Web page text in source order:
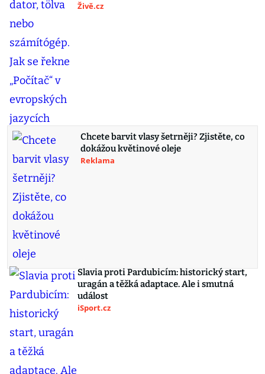
Živě.cz
Chcete barvit vlasy šetrněji? Zjistěte, co
dokážou květinové oleje
Reklama
Slavia proti Pardubicím: historický start,
uragán a těžká adaptace. Ale i smutná
událost
iSport.cz